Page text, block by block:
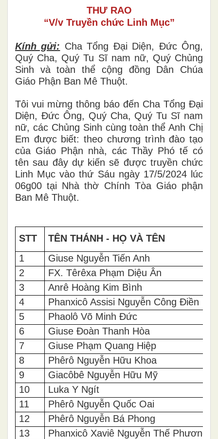
THƯ RAO
“V/v Truyền chức Linh Mục”
Kính gửi: Cha Tổng Đại Diện, Đức Ông,
Quý Cha, Quý Tu Sĩ nam nữ, Quý Chủng
Sinh và toàn thể cộng đồng Dân Chúa
Giáo Phận Ban Mê Thuột.
Tôi vui mừng thông báo đến Cha Tổng Đại
Diện, Đức Ông, Quý Cha, Quý Tu Sĩ nam
nữ, các Chủng Sinh cùng toàn thể Anh Chị
Em được biết: theo chương trình đào tạo
của Giáo Phận nhà, các Thầy Phó tế có
tên sau đây dự kiến sẽ được truyền chức
Linh Mục vào thứ Sáu ngày 17/5/2024lúc
06g00 tại Nhà thờ Chính Tòa Giáo phận
Ban Mê Thuột.
STT
TÊN THÁNH - HỌ VÀ TÊN
1
Giuse Nguyễn Tiến Anh
2
FX. Têrêxa Phạm Diệu Ân
3
Anrê Hoàng Kim Bình
4
Phanxicô Assisi Nguyễn Công Điền
5
Phaolô Võ Minh Đức
6
Giuse Đoàn Thanh Hòa
7
Giuse Phạm Quang Hiệp
8
Phêrô Nguyễn Hữu Khoa
9
Giacôbê Nguyễn Hữu Mỹ
10
Luka Y Ngít
11
Phêrô Nguyễn Quốc Oai
12
Phêrô Nguyễn Bá Phong
13
Phanxicô Xaviê Nguyễn Thế Phương